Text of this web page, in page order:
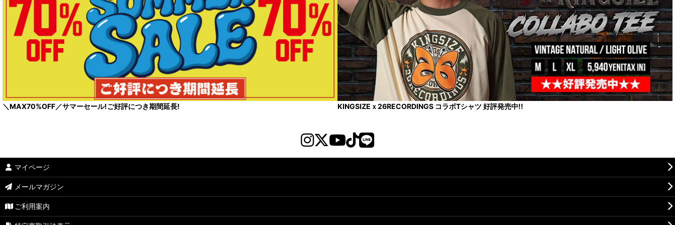
＼MAX70%OFF／サマーセール!ご好評につき期間延長! KINGSIZEｘ26RECORDINGS コラボTシャツ 好評発売中!!
マイページ
メールマガジン
ご利用案内